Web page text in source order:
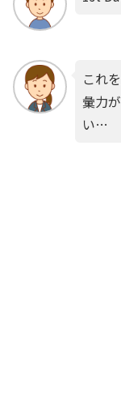
これ
彙力
い…